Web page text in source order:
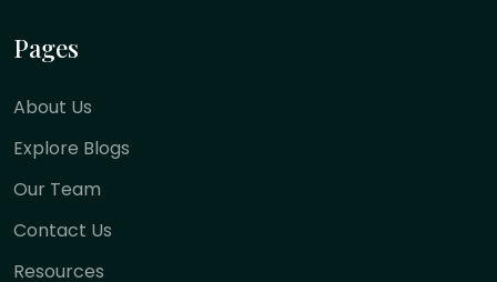
Pages
About Us
Explore Blogs
Our Team
Contact Us
Resources